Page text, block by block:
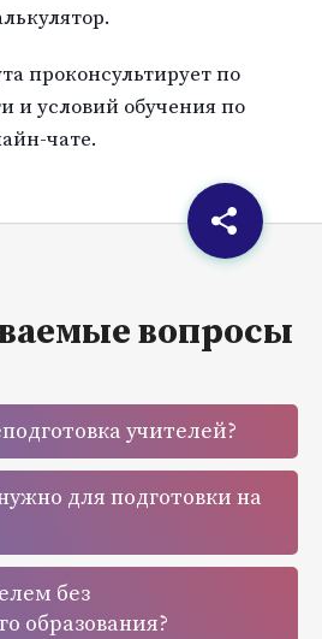
проконсультирует по
и условий обучения по
чате.
вопросы
учителей?
для подготовки на
без
образования?